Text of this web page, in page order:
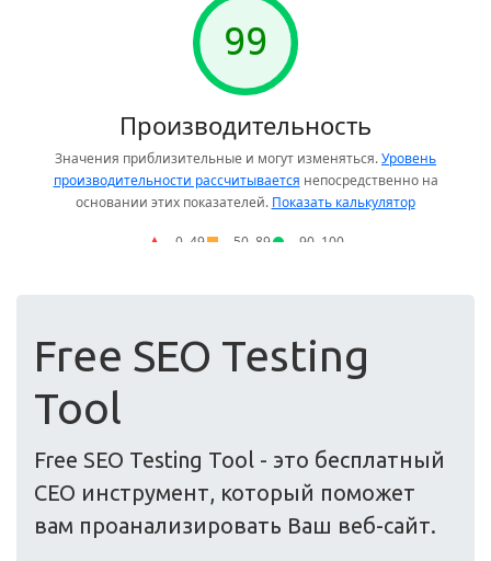
Free SEO Testing
Tool
Free SEO Testing Tool - это бесплатный
СЕО инструмент, который поможет
вам проанализировать Ваш веб-сайт.